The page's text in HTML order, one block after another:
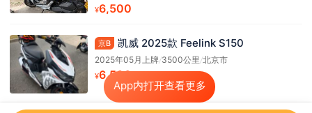
App内打开查看更多
¥6,500
京B 凯威 2025款 Feelink S150
2025年05月上牌/3500公里 /北京市
¥6,500